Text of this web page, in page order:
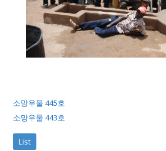
소망우물 445호
소망우물 443호
List